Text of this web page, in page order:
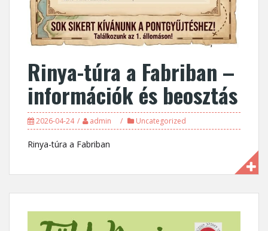
Rinya-túra a Fabriban –
információk és beosztás
2026-04-24 admin Uncategorized
Rinya-túra a Fabriban